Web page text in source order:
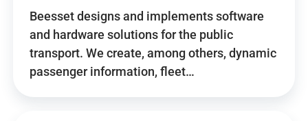
Beesset designs and implements software
and hardware solutions for the public
transport. We create, among others, dynamic
passenger information, fleet…